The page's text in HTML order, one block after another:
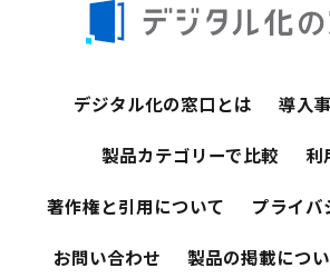
デジタル化の窓口とは 導入
製品カテゴリーで比較 利
著作権と引用について プライバ
お問い合わせ 製品の掲載につ